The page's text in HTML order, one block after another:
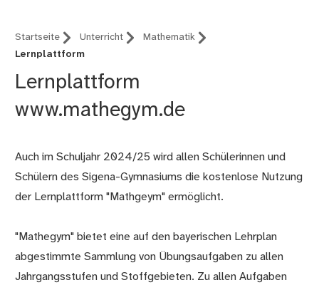
Startseite Unterricht
Mathematik
Lernplattform
Lernplattform
www.mathegym.de
Auch im Schuljahr 2024/25 wird allen Schülerinnen und
Schülern des Sigena-Gymnasiums die kostenlose Nutzung
der Lernplattform "Mathgeym" ermöglicht.
"Mathegym" bietet eine auf den bayerischen Lehrplan
abgestimmte Sammlung von Übungsaufgaben zu allen
Jahrgangsstufen und Stoffgebieten. Zu allen Aufgaben